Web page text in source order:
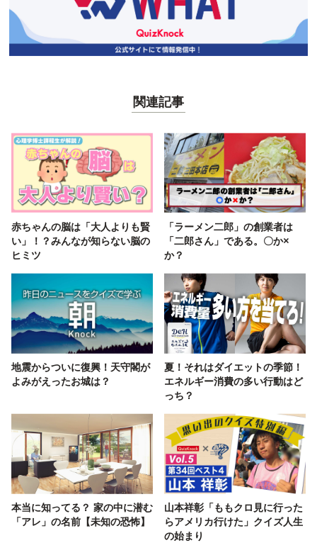
関連記事
赤ちゃんの脳は「大人よりも賢
い」！？みんなが知らない脳の
ヒミツ
「ラーメン二郎」の創業者は
「二郎さん」である。〇か×
か？
地震からついに復興！天守閣が
よみがえったお城は？
夏！それはダイエットの季節！
エネルギー消費の多い行動はど
っち？
本当に知ってる？ 家の中に潜む
「アレ」の名前【未知の恐怖】
山本祥彰「ももクロ見に行った
らアメリカ行けた」クイズ人生
の始まり